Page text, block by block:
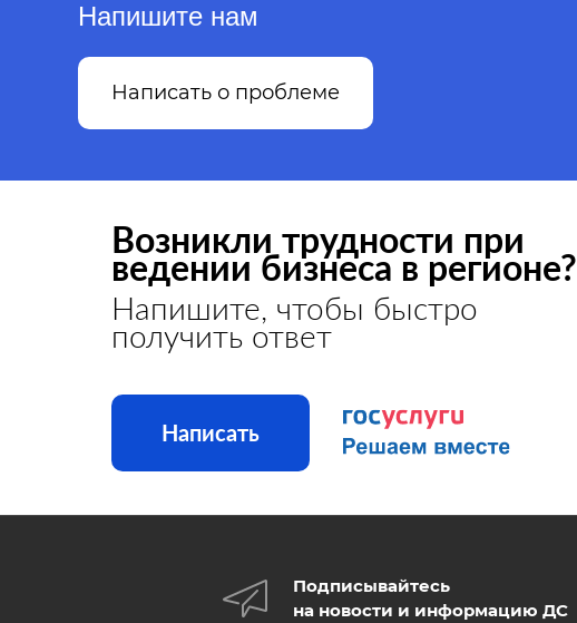
Напишите нам
Написать о проблеме
Возникли трудности при
ведении бизнеса в регионе?
Напишите, чтобы быстро
получить ответ
Написать
Подписывайтесь
на новости и информацию ДС